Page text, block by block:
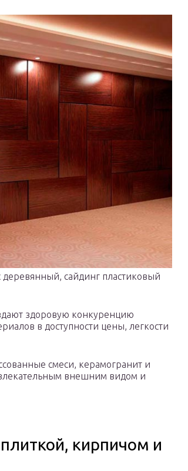
сайдинг пластиковый
здоровую конкуренцию
в доступности цены, легкости
смеси, керамогранит и
внешним видом и
кирпичом и